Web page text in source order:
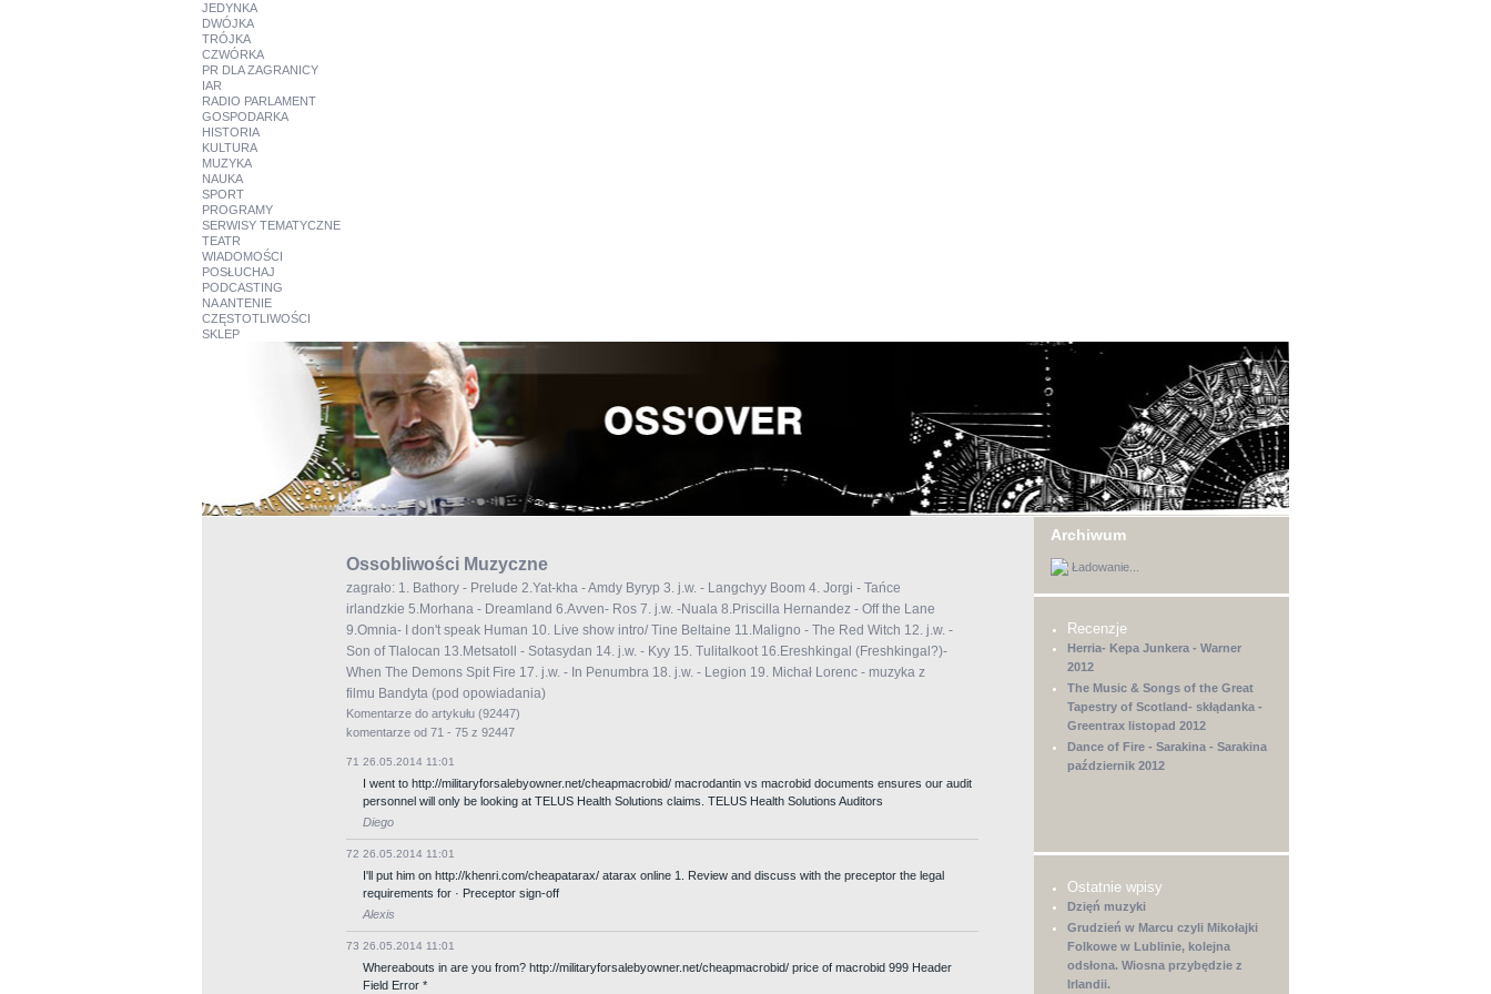
JEDYNKA
DWÓJKA
TRÓJKA
CZWÓRKA
PR DLA ZAGRANICY
IAR
RADIO PARLAMENT
GOSPODARKA
HISTORIA
KULTURA
MUZYKA
NAUKA
SPORT
PROGRAMY
SERWISY TEMATYCZNE
TEATR
WIADOMOŚCI
POSŁUCHAJ
PODCASTING
NA ANTENIE
CZĘSTOTLIWOŚCI
SKLEP
Ossobliwości Muzyczne
zagrało: 1. Bathory - Prelude 2.Yat-kha - Amdy Byryp 3. j.w. - Langchyy Boom 4. Jorgi - Tańce
irlandzkie 5.Morhana - Dreamland 6.Avven- Ros 7. j.w. -Nuala 8.Priscilla Hernandez - Off the Lane
9.Omnia- I don't speak Human 10. Live show intro/ Tine Beltaine 11.Maligno - The Red Witch 12. j.w. -
Son of Tlalocan 13.Metsatoll - Sotasydan 14. j.w. - Kyy 15. Tulitalkoot 16.Ereshkingal (Freshkingal?)-
When The Demons Spit Fire 17. j.w. - In Penumbra 18. j.w. - Legion 19. Michał Lorenc - muzyka z
filmu Bandyta (pod opowiadania)
Komentarze do artykułu (92447)
komentarze od 71 - 75 z 92447
71 26.05.2014 11:01
I went to http://militaryforsalebyowner.net/cheapmacrobid/ macrodantin vs macrobid documents ensures our audit
personnel will only be looking at TELUS Health Solutions claims. TELUS Health Solutions Auditors
Diego
72 26.05.2014 11:01
I'll put him on http://khenri.com/cheapatarax/ atarax online 1. Review and discuss with the preceptor the legal
requirements for · Preceptor sign-off
Alexis
73 26.05.2014 11:01
Whereabouts in are you from? http://militaryforsalebyowner.net/cheapmacrobid/ price of macrobid 999 Header
Field Error *
Archiwum
Ładowanie...
Recenzje
Herria- Kepa Junkera - Warner
2012
The Music & Songs of the Great
Tapestry of Scotland- skłądanka -
Greentrax listopad 2012
Dance of Fire - Sarakina - Sarakina
październik 2012
Ostatnie wpisy
Dzięń muzyki
Grudzień w Marcu czyli Mikołajki
Folkowe w Lublinie, kolejna
odsłona. Wiosna przybędzie z
Irlandii.